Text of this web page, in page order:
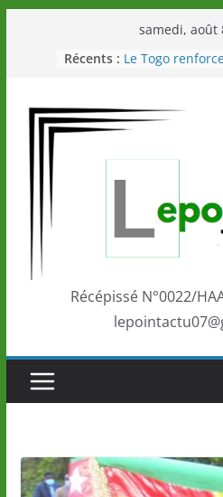
samedi, août
Récents : Le Togo
Éléphants en
LOTO
marque de
la scène
performances
Togo: Que
éducation et de
Récépissé N°0022/